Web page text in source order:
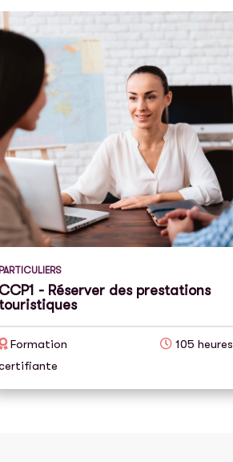
PARTICULIERS
CCP1 - Réserver des prestations
touristiques
Formation
105 heures